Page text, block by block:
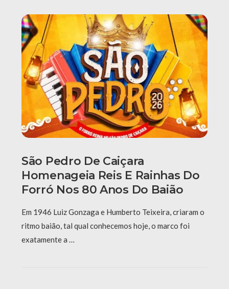
São Pedro De Caiçara
Homenageia Reis E Rainhas Do
Forró Nos 80 Anos Do Baião
Em 1946 Luiz Gonzaga e Humberto Teixeira, criaram o
ritmo baião, tal qual conhecemos hoje, o marco foi
exatamente a …